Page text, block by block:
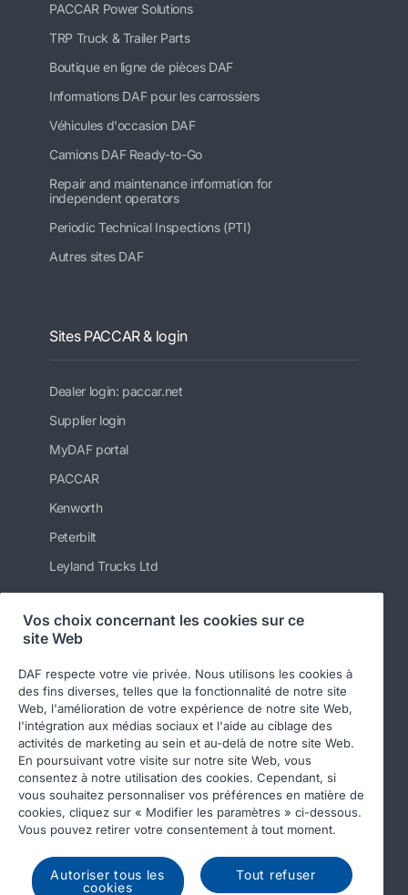
PACCAR Power Solutions
TRP Truck & Trailer Parts
Boutique en ligne de pièces DAF
Informations DAF pour les carrossiers
Véhicules d'occasion DAF
Camions DAF Ready-to-Go
Repair and maintenance information for
independent operators
Periodic Technical Inspections (PTI)
Autres sites DAF
Sites PACCAR & login
Dealer login: paccar.net
Supplier login
MyDAF portal
PACCAR
Kenworth
Peterbilt
Leyland Trucks Ltd
Suivez-nous
© 2026 DAF Legal notice
Privacy statement
General conditions
DAF and cookies
Income Tax Report
Vos choix concernant les cookies sur ce
site Web
DAF respecte votre vie privée. Nous utilisons les cookies à
des fins diverses, telles que la fonctionnalité de notre site
Web, l'amélioration de votre expérience de notre site Web,
l'intégration aux médias sociaux et l'aide au ciblage des
activités de marketing au sein et au-delà de notre site Web.
En poursuivant votre visite sur notre site Web, vous
consentez à notre utilisation des cookies. Cependant, si
vous souhaitez personnaliser vos préférences en matière de
cookies, cliquez sur « Modifier les paramètres » ci-dessous.
Vous pouvez retirer votre consentement à tout moment.
Autoriser tous les
cookies
Tout refuser